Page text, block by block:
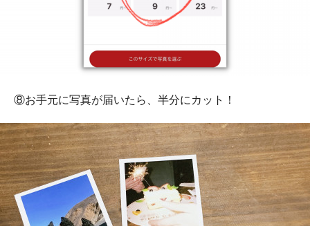
⑧お手元に写真が届いたら、半分にカット！